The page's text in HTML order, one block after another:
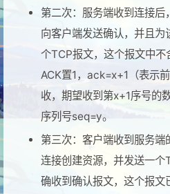
第二次：服务端收到连接
向客户端发送确认，并且
个TCP报文，这个报文中
ACK置1，ack=x+1（表示
收，期望收到第x+1序号的
序列号seq=y。
第三次：客户端收到服务
连接创建资源，并发送一
确收到确认报文，这个报